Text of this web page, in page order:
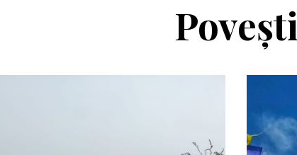
Povești